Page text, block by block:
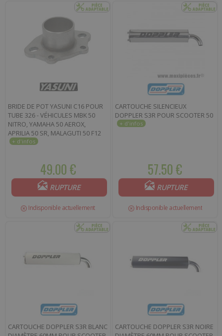
BRIDE DE POT YASUNI C16 POUR
TUBE 326 - VÉHICULES MBK 50
NITRO, YAMAHA 50 AEROX,
APRILIA 50 SR, MALAGUTI 50 F12
49.00 €
RUPTURE
Indisponible actuellement
CARTOUCHE SILENCIEUX
DOPPLER S3R POUR SCOOTER 50
57.50 €
RUPTURE
Indisponible actuellement
CARTOUCHE DOPPLER S3R BLANC
CARTOUCHE DOPPLER S3R NOIRE